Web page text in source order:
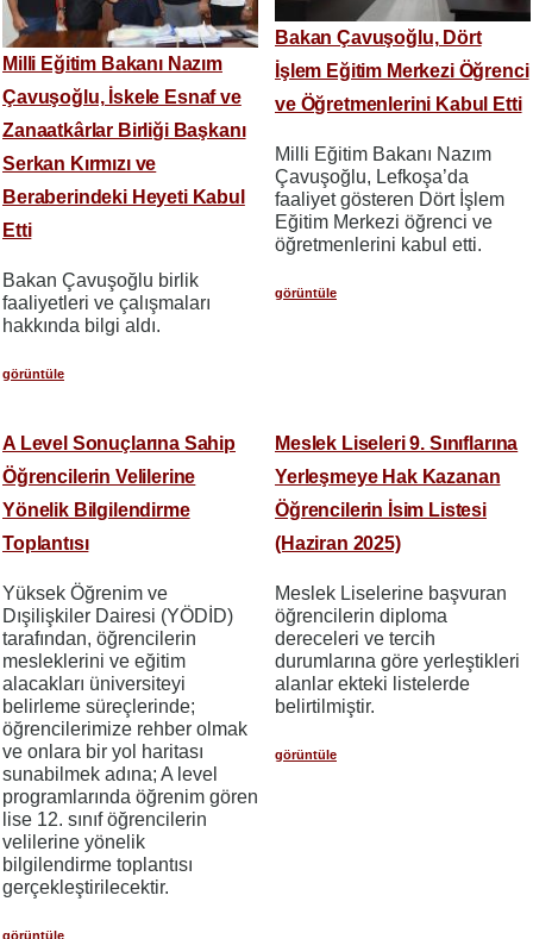
Milli Eğitim Bakanı Nazım
Çavuşoğlu, İskele Esnaf ve
Zanaatkârlar Birliği Başkanı
Serkan Kırmızı ve
Beraberindeki Heyeti Kabul
Etti
​​​​​​​Bakan Çavuşoğlu birlik
faaliyetleri ve çalışmaları
hakkında bilgi aldı.
görüntüle
Bakan Çavuşoğlu, Dört
İşlem Eğitim Merkezi Öğrenci
ve Öğretmenlerini Kabul Etti
​​​​​​​Milli Eğitim Bakanı Nazım
Çavuşoğlu, Lefkoşa’da
faaliyet gösteren Dört İşlem
Eğitim Merkezi öğrenci ve
öğretmenlerini kabul etti.
görüntüle
A Level Sonuçlarına Sahip
Öğrencilerin Velilerine
Yönelik Bilgilendirme
Toplantısı
Yüksek Öğrenim ve
Dışilişkiler Dairesi (YÖDİD)
tarafından, öğrencilerin
mesleklerini ve eğitim
alacakları üniversiteyi
belirleme süreçlerinde;
öğrencilerimize rehber olmak
ve onlara bir yol haritası
sunabilmek adına; A level
programlarında öğrenim gören
lise 12. sınıf öğrencilerin
velilerine yönelik
bilgilendirme toplantısı
gerçekleştirilecektir.
görüntüle
Meslek Liseleri 9. Sınıflarına
Yerleşmeye Hak Kazanan
Öğrencilerin İsim Listesi
(Haziran 2025)
Meslek Liselerine başvuran
öğrencilerin diploma
dereceleri ve tercih
durumlarına göre yerleştikleri
alanlar ekteki listelerde
belirtilmiştir.
görüntüle